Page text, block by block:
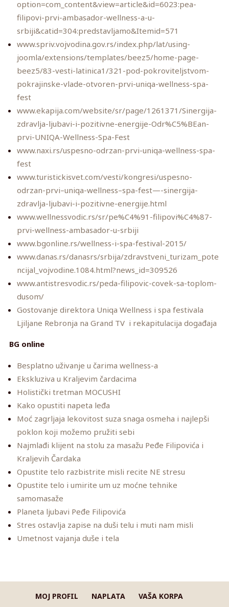
option=com_content&view=article&id=6023:pea-
filipovi-prvi-ambasador-wellness-a-u-
srbiji&catid=304:predstavljamo&Itemid=571
www.spriv.vojvodina.gov.rs/index.php/lat/using-
joomla/extensions/templates/beez5/home-page-
beez5/83-vesti-latinica1/321-pod-pokroviteljstvom-
pokrajinske-vlade-otvoren-prvi-uniqa-wellness-spa-
fest
www.ekapija.com/website/sr/page/1261371/Sinergija-
zdravlja-ljubavi-i-pozitivne-energije-Odr%C5%BEan-
prvi-UNIQA-Wellness-Spa-Fest
www.naxi.rs/uspesno-odrzan-prvi-uniqa-wellness-spa-
fest
www.turistickisvet.com/vesti/kongresi/uspesno-
odrzan-prvi–uniqa-wellness–spa-fest—-sinergija-
zdravlja-ljubavi-i-pozitivne-energije.html
www.wellnessvodic.rs/sr/pe%C4%91-filipovi%C4%87-
prvi-wellness-ambasador-u-srbiji
www.bgonline.rs/wellness-i-spa-festival-2015/
www.danas.rs/danasrs/srbija/zdravstveni_turizam_pote
ncijal_vojvodine.1084.html?news_id=309526
www.antistresvodic.rs/peda-filipovic-covek-sa-toplom-
dusom/
Gostovanje direktora Uniqa Wellness i spa festivala
Ljiljane Rebronja na Grand TV i rekapitulacija događaja
BG online
Besplatno uživanje u čarima wellness-a
Ekskluziva u Kraljevim čardacima
Holistički tretman MOCUSHI
Kako opustiti napeta leđa
Moć zagrljaja lekovitost suza snaga osmeha i najlepši
poklon koji možemo pružiti sebi
Najmlađi klijent na stolu za masažu Peđe Filipovića i
Kraljevih Čardaka
Opustite telo razbistrite misli recite NE stresu
Opustite telo i umirite um uz moćne tehnike
samomasaže
Planeta ljubavi Peđe Filipovića
Stres ostavlja zapise na duši telu i muti nam misli
Umetnost vajanja duše i tela
MOJ PROFIL NAPLATA VAŠA KORPA